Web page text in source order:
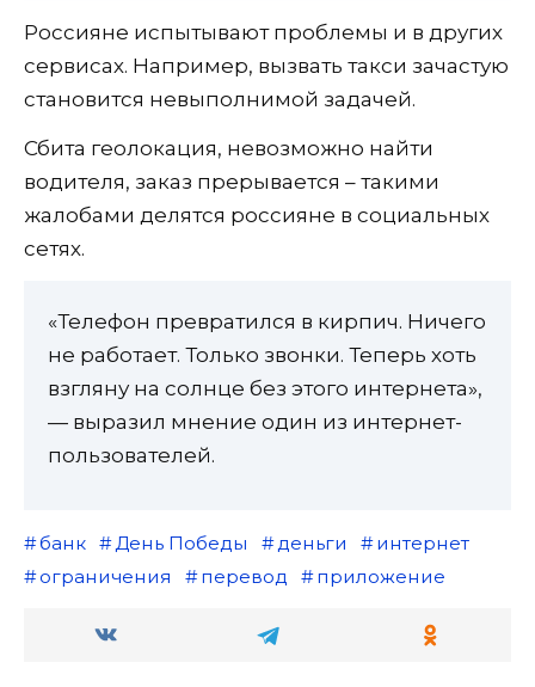
Россияне испытывают проблемы и в других
сервисах. Например, вызвать такси зачастую
становится невыполнимой задачей.
Сбита геолокация, невозможно найти
водителя, заказ прерывается – такими
жалобами делятся россияне в социальных
сетях.
«Телефон превратился в кирпич. Ничего
не работает. Только звонки. Теперь хоть
взгляну на солнце без этого интернета»,
— выразил мнение один из интернет-
пользователей.
банк День Победы деньги
интернет
ограничения
перевод приложение